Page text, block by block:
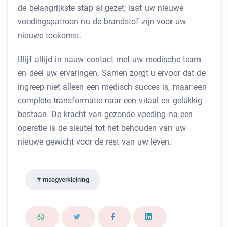
de belangrijkste stap al gezet; laat uw nieuwe
voedingspatroon nu de brandstof zijn voor uw
nieuwe toekomst.
Blijf altijd in nauw contact met uw medische team
en deel uw ervaringen. Samen zorgt u ervoor dat de
ingreep niet alleen een medisch succes is, maar een
complete transformatie naar een vitaal en gelukkig
bestaan. De kracht van gezonde voeding na een
operatie is de sleutel tot het behouden van uw
nieuwe gewicht voor de rest van uw leven.
maagverkleining